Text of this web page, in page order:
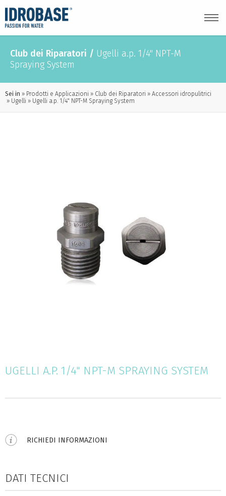
Club dei Riparatori / Ugelli a.p. 1/4" NPT-M
Spraying System
Sei in Prodotti e Applicazioni Club dei Riparatori
Accessori idropulitrici
Ugelli
Ugelli a.p. 1/4" NPT-M Spraying System
UGELLI A.P. 1/4" NPT-M SPRAYING SYSTEM
RICHIEDI INFORMAZIONI
DATI TECNICI